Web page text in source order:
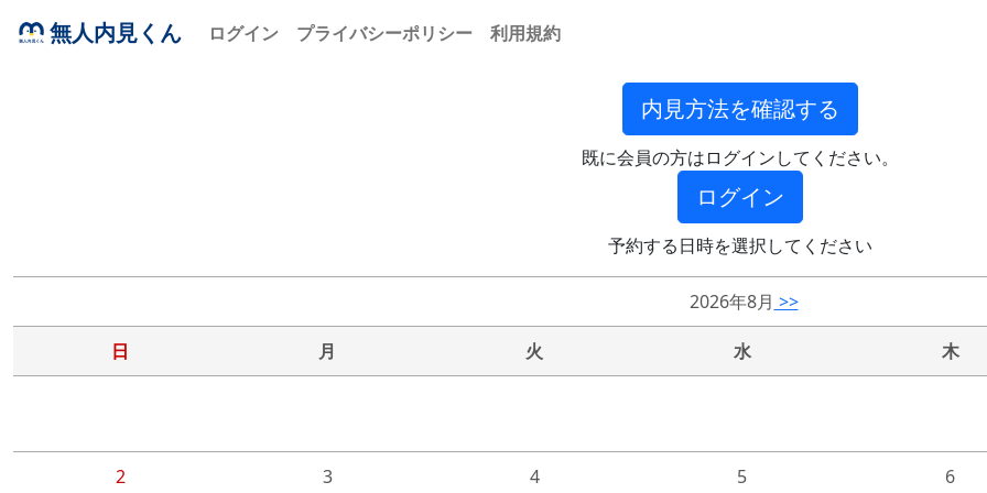
無人内見くん ログイン プライバシーポリシー 利用規約
内見方法を確認する
既に会員の方はログインしてください。
ログイン
予約する日時を選択してください
2026年8月 >>
日 月 火 水 木
2
3
4
5
6